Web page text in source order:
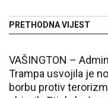
PRETHODNA VIJEST
VAŠINGTON –
Trampa usvojila je
borbu protiv